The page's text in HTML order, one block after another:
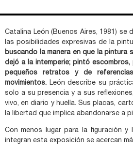
Catalina León (Buenos Aires, 1981)
las posibilidades expresivas de la
buscando la manera en que la pintura
dejó a la intemperie; pintó
pequeños retratos y de
movimientos. León describe su
solo a su presencia y a sus
vivo, en diario y huella. Sus placas,
la libertad que implica abandonarse a
Con menos lugar para la figuración
integran esta exposición se acercan